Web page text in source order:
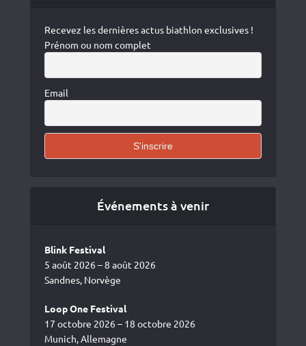
Recevez les dernières actus biathlon exclusives !
Prénom ou nom complet
Email
Événements à venir
Blink Festival
5 août 2026 – 8 août 2026
Sandnes, Norvège
Loop One Festival
17 octobre 2026 – 18 octobre 2026
Munich, Allemagne